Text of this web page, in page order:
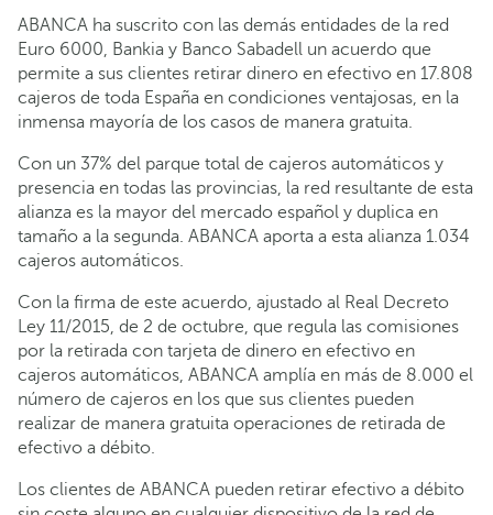
ABANCA ha suscrito con las demás entidades de la red
Euro 6000, Bankia y Banco Sabadell un acuerdo que
permite a sus clientes retirar dinero en efectivo en 17.808
cajeros de toda España en condiciones ventajosas, en la
inmensa mayoría de los casos de manera gratuita.
Con un 37% del parque total de cajeros automáticos y
presencia en todas las provincias, la red resultante de esta
alianza es la mayor del mercado español y duplica en
tamaño a la segunda. ABANCA aporta a esta alianza 1.034
cajeros automáticos.
Con la firma de este acuerdo, ajustado al Real Decreto
Ley 11/2015, de 2 de octubre, que regula las comisiones
por la retirada con tarjeta de dinero en efectivo en
cajeros automáticos, ABANCA amplía en más de 8.000 el
número de cajeros en los que sus clientes pueden
realizar de manera gratuita operaciones de retirada de
efectivo a débito.
Los clientes de ABANCA pueden retirar efectivo a débito